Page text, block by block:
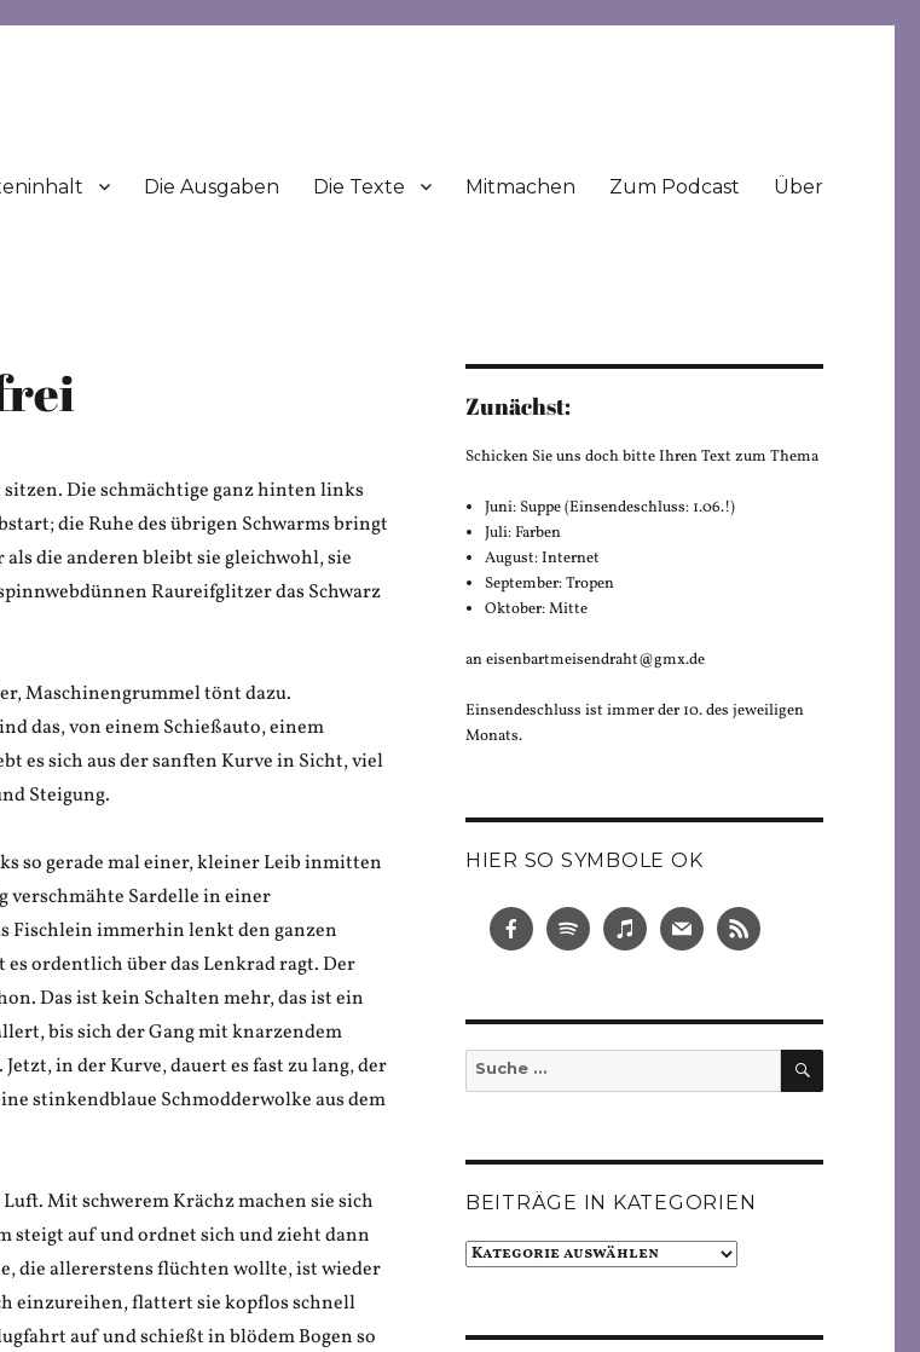
Die Ausgaben Die Texte Mitmachen Zum Podcast Über
Die schmächtige ganz hinten links
die Ruhe des übrigen Schwarms bringt
die anderen bleibt sie gleichwohl, sie
Raureifglitzer das Schwarz
Maschinengrummel tönt dazu.
das, von einem Schießauto, einem
es sich aus der sanften Kurve in Sicht, viel
Steigung.
so gerade mal einer, kleiner Leib inmitten
verschmähte Sardelle in einer
Fischlein immerhin lenkt den ganzen
ordentlich über das Lenkrad ragt. Der
Das ist kein Schalten mehr, das ist ein
bis sich der Gang mit knarzendem
in der Kurve, dauert es fast zu lang, der
stinkendblaue Schmodderwolke aus dem
Mit schwerem Krächz machen sie sich
steigt auf und ordnet sich und zieht dann
die allererstens flüchten wollte, ist wieder
einzureihen, flattert sie kopflos schnell
auf und schießt in blödem Bogen so
Zunächst:
Schicken Sie uns doch bitte Ihren Text zum Thema
Juni: Suppe (Einsendeschluss: 1.06.!)
Juli: Farben
August: Internet
September: Tropen
Oktober: Mitte
an eisenbartmeisendraht@gmx.de
Einsendeschluss ist immer der 10. des jeweiligen
Monats.
HIER SO SYMBOLE OK
Suche
nach:
SUCHEN
BEITRÄGE IN KATEGORIEN
Beiträge